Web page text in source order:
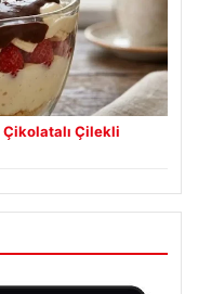
Çikolatalı Çilekli